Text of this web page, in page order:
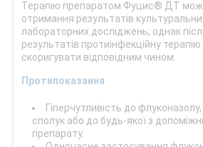
Терапію препаратом Фуцис® ДТ
отримання результатів
лабораторних досліджень; однак
результатів протиінфекційну терапію
скоригувати відповідним чином.
Протипоказання
Гіперчутливість до
сполук або до будь-якої з
препарату.